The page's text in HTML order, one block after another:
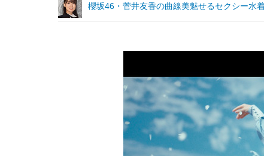
櫻坂46・菅井友香の曲線美魅せるセクシー水